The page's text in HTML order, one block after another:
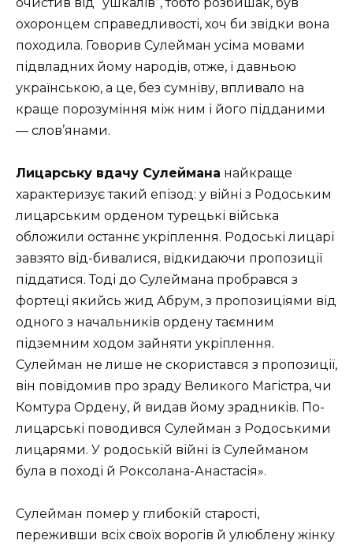
охоронцем справедливості, хоч би звідки вона
походила. Говорив Сулейман усіма мовами
підвладних йому народів, отже, і давньою
українською, а це, без сумніву, впливало на
краще порозуміння між ним і його підданими
— слов’янами.
Лицарську вдачу Сулеймана найкраще
характеризує такий епізод: у війні з Родоським
лицарським орденом турецькі війська
обложили останнє укріплення. Родоські лицарі
завзято від-бивалися, відкидаючи пропозиції
піддатися. Тоді до Сулеймана пробрався з
фортеці якийсь жид Абрум, з пропозиціями від
одного з начальників ордену таємним
підземним ходом зайняти укріплення.
Сулейман не лише не скористався з пропозиції,
він повідомив про зраду Великого Магістра, чи
Комтура Ордену, й видав йому зрадників. По-
лицарські поводився Сулейман з Родоськими
лицарями. У родоській війні із Сулейманом
була в поході й Роксолана-Анастасія».
Сулейман помер у глибокій старості,
переживши всіх своїх ворогів й улюблену жінку